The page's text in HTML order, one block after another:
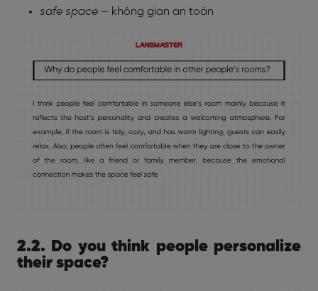
safe space – không gian an toàn
2.2. Do you think people personalize
their space?